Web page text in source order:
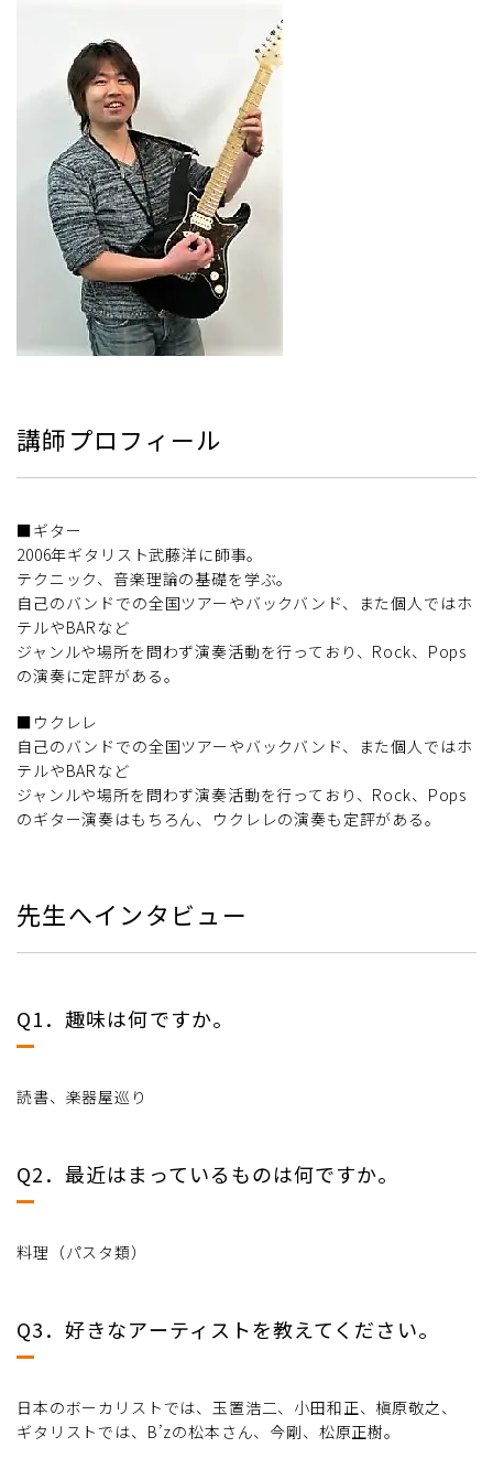
講師プロフィール
■ギター
2006年ギタリスト武藤洋に師事。
テクニック、音楽理論の基礎を学ぶ。
自己のバンドでの全国ツアーやバックバンド、また個人ではホ
テルやBARなど
ジャンルや場所を問わず演奏活動を行っており、Rock、Pops
の演奏に定評がある。
■ウクレレ
自己のバンドでの全国ツアーやバックバンド、また個人ではホ
テルやBARなど
ジャンルや場所を問わず演奏活動を行っており、Rock、Pops
のギター演奏はもちろん、ウクレレの演奏も定評がある。
先生へインタビュー
Q1．趣味は何ですか。
読書、楽器屋巡り
Q2．最近はまっているものは何ですか。
料理（パスタ類）
Q3．好きなアーティストを教えてください。
日本のボーカリストでは、玉置浩二、小田和正、槇原敬之、
ギタリストでは、B’zの松本さん、今剛、松原正樹。